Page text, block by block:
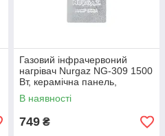
Газовий інфрачервоний
нагрівач Nurgaz NG-309 1500
Вт, керамічна панель,
Туреччина
В наявності
749 ₴